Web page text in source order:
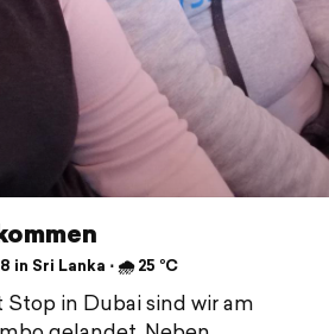
in Sri Lanka ⋅ 🌧 25 °C
in Dubai sind wir am